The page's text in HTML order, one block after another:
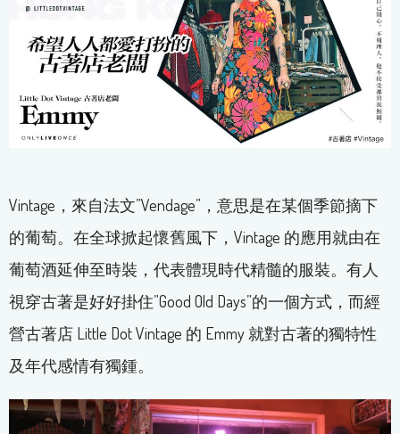
Vintage，來自法文”Vendage”，意思是在某個季節摘下
的葡萄。在全球掀起懷舊風下，Vintage 的應用就由在
葡萄酒延伸至時裝，代表體現時代精髓的服裝。有人
視穿古著是好好掛住”Good Old Days”的一個方式，而經
營古著店 Little Dot Vintage 的 Emmy 就對古著的獨特性
及年代感情有獨鍾。